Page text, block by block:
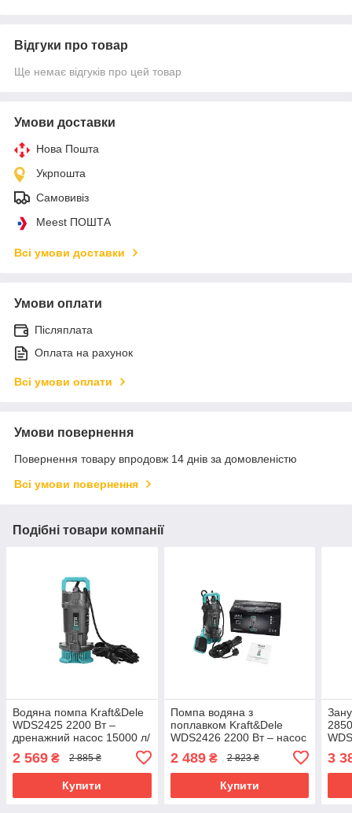
Відгуки про товар
Ще немає відгуків про цей товар
Умови доставки
Нова Пошта
Укрпошта
Самовивіз
Meest ПОШТА
Всі умови доставки
Умови оплати
Післяплата
Оплата на рахунок
Всі умови оплати
Умови повернення
Повернення товару впродовж 14 днів за домовленістю
Всі умови повернення
Подібні товари компанії
Водяна помпа Kraft&Dele
WDS2425 2200 Вт –
дренажний насос 15000 л/
год для брудної та чистої
води
2 569 ₴ 2 885 ₴
Купити
Помпа водяна з
поплавком Kraft&Dele
WDS2426 2200 Вт – насос
занурювальний
2 489₴ 2 823 ₴
Купити
3